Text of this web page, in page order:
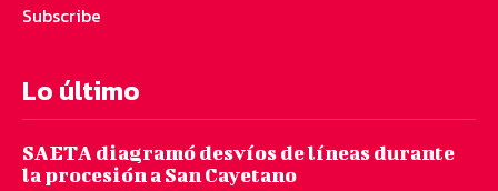
Subscribe
Lo último
SAETA diagramó desvíos de líneas durante
la procesión a San Cayetano